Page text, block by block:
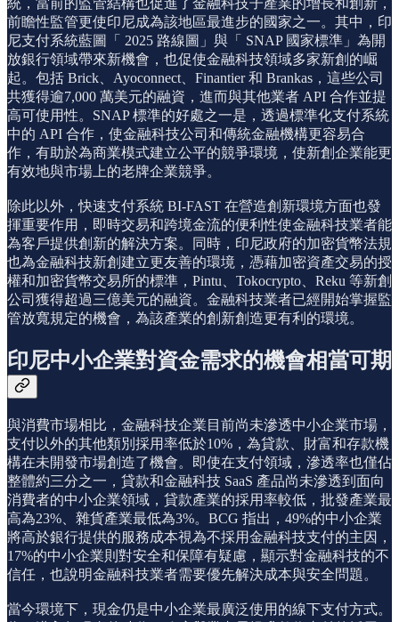
統，當前的監管結構也促進了金融科技子產業的增長和創新，
前瞻性監管更使印尼成為該地區最進步的國家之一。其中，印
尼支付系統藍圖「 2025 路線圖」與「 SNAP 國家標準」為開
放銀行領域帶來新機會，也促使金融科技領域多家新創的崛
起。包括 Brick、Ayoconnect、Finantier 和 Brankas，這些公司
共獲得逾7,000 萬美元的融資，進而與其他業者 API 合作並提
高可使用性。SNAP 標準的好處之一是，透過標準化支付系統
中的 API 合作，使金融科技公司和傳統金融機構更容易合
作，有助於為商業模式建立公平的競爭環境，使新創企業能更
有效地與市場上的老牌企業競爭。
除此以外，快速支付系統 BI-FAST 在營造創新環境方面也發
揮重要作用，即時交易和跨境金流的便利性使金融科技業者能
為客戶提供創新的解決方案。同時，印尼政府的加密貨幣法規
也為金融科技新創建立更友善的環境，憑藉加密資產交易的授
權和加密貨幣交易所的標準，Pintu、Tokocrypto、Reku 等新創
公司獲得超過三億美元的融資。金融科技業者已經開始掌握監
管放寬規定的機會，為該產業的創新創造更有利的環境。
印尼中小企業對資金需求的機會相當可期
與消費市場相比，金融科技企業目前尚未滲透中小企業市場，
支付以外的其他類別採用率低於10%，為貸款、財富和存款機
構在未開發市場創造了機會。即使在支付領域，滲透率也僅佔
整體約三分之一，貸款和金融科技 SaaS 產品尚未滲透到面向
消費者的中小企業領域，貸款產業的採用率較低，批發產業最
高為23%、雜貨產業最低為3%。BCG 指出，49%的中小企業
將高於銀行提供的服務成本視為不採用金融科技支付的主因，
17%的中小企業則對安全和保障有疑慮，顯示對金融科技的不
信任，也說明金融科技業者需要優先解決成本與安全問題。
當今環境下，現金仍是中小企業最廣泛使用的線下支付方式。